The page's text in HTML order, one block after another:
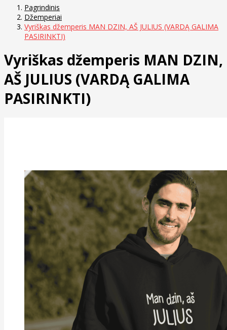
Pagrindinis
Džemperiai
Vyriškas džemperis MAN DZIN, AŠ JULIUS (VARDĄ GALIMA
PASIRINKTI)
Vyriškas džemperis MAN DZIN,
AŠ JULIUS (VARDĄ GALIMA
PASIRINKTI)